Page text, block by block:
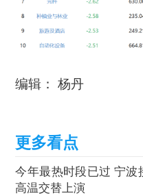
编辑： 杨丹
今年最热时段已过 宁波
高温交替上演